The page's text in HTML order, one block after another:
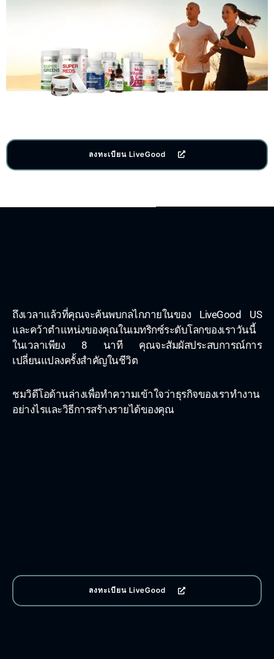
ลงทะเบียน LiveGood
ถึงเวลาแล้วที่คุณจะค้นพบกลไกภายในของ LiveGood US
และคว้าตำแหน่งของคุณในเมทริกซ์ระดับโลกของเราวันนี้
ในเวลาเพียง 8 นาที คุณจะสัมผัสประสบการณ์การ
เปลี่ยนแปลงครั้งสำคัญในชีวิต
ชมวิดีโอด้านล่างเพื่อทำความเข้าใจว่าธุรกิจของเราทำงาน
อย่างไรและวิธีการสร้างรายได้ของคุณ
ลงทะเบียน LiveGood